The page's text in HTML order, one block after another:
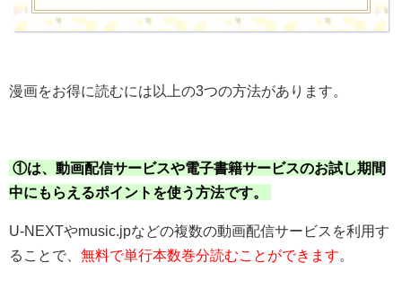
漫画をお得に読むには以上の3つの方法があります。
①は、動画配信サービスや電子書籍サービスのお試し期間
中にもらえるポイントを使う方法です。
U-NEXTやmusic.jpなどの複数の動画配信サービスを利用す
ることで、 無料で単行本数巻分読むことができます